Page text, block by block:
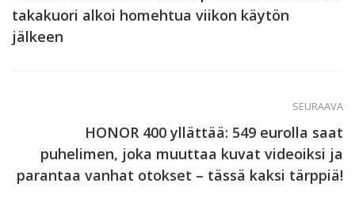
takakuori alkoi homehtua viikon käytön
jälkeen
SEURAAVA
HONOR 400 yllättää: 549 eurolla saat
puhelimen, joka muuttaa kuvat videoiksi ja
parantaa vanhat otokset – tässä kaksi tärppiä!